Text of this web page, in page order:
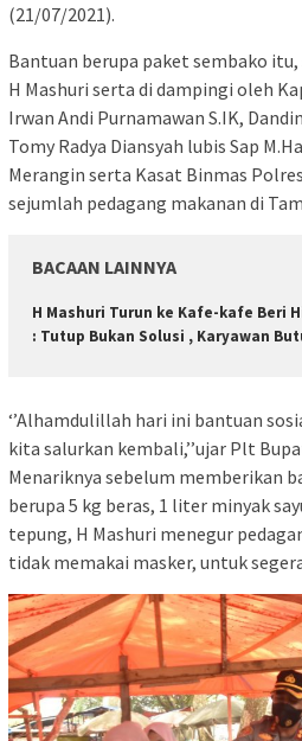
(21/07/2021).
Bantuan berupa paket sembako
H Mashuri serta di dampingi oleh
Irwan Andi Purnamawan S.IK,
Tomy Radya Diansyah lubis Sap
Merangin serta Kasat Binmas
sejumlah pedagang makanan di
BACAAN LAINNYA
H Mashuri Turun ke Kafe-kafe Beri
: Tutup Bukan Solusi , Karyawan
‘’Alhamdulillah hari ini bantuan
kita salurkan kembali,’’ujar Plt
Menariknya sebelum memberikan
berupa 5 kg beras, 1 liter minyak
tepung, H Mashuri menegur
tidak memakai masker, untuk